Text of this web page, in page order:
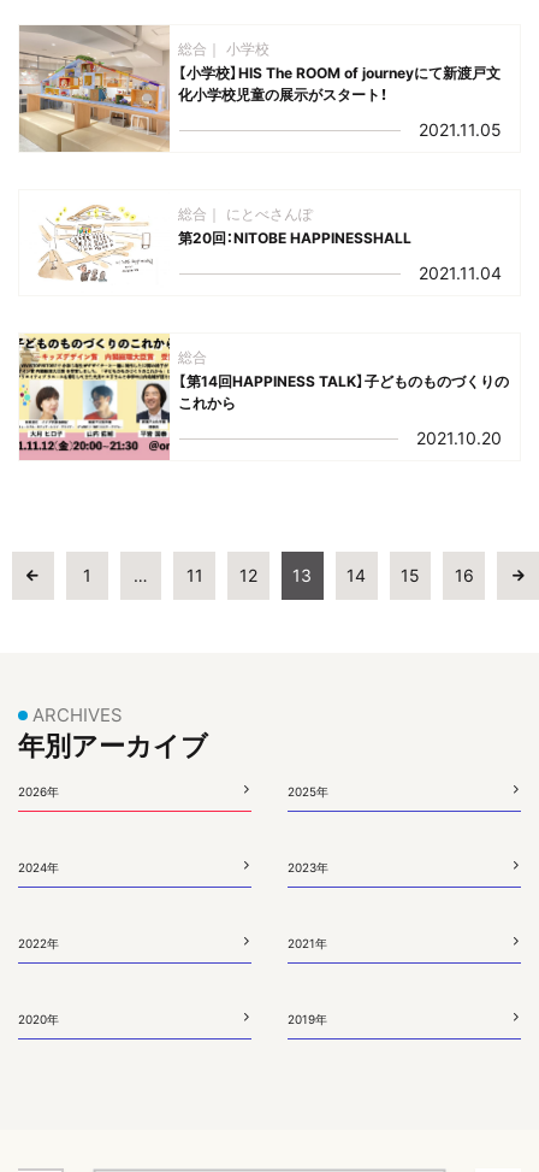
総合
小学校
【小学校】HIS The ROOM of journeyにて新渡戸文
化小学校児童の展示がスタート！
2021.11.05
総合
にとべさんぽ
第20回：NITOBE HAPPINESSHALL
2021.11.04
総合
【第14回HAPPINESS TALK】子どものものづくりの
これから
2021.10.20
1 … 11 12 13 14 15 16
ARCHIVES
年別アーカイブ
2026年 2025年
2024年 2023年
2022年 2021年
2020年 2019年